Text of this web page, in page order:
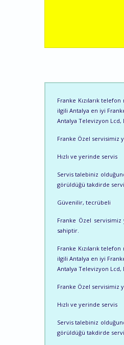
Franke Kızılarık
ilgili Antalya en iyi
Antalya Televizyon Lcd,
Franke Özel servisimiz
Hızlı ve yerinde servis
Servis talebiniz
görüldüğü takdirde
Güvenilir, tecrübeli
Franke Özel
sahiptir.
Franke Kızılarık
ilgili Antalya en iyi
Antalya Televizyon Lcd,
Franke Özel servisimiz
Hızlı ve yerinde servis
Servis talebiniz
görüldüğü takdirde